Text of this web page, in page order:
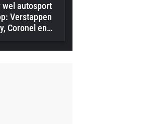
wel autosport
Verstappen
Coronel en